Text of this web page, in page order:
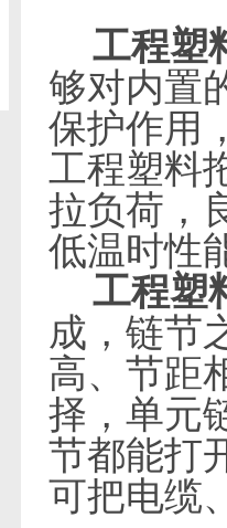
工程塑
够对内置
保护作用
工程塑料
拉负荷，
低温时性
工程塑
成，链节
高、节距
择，单元
节都能打
可把电缆